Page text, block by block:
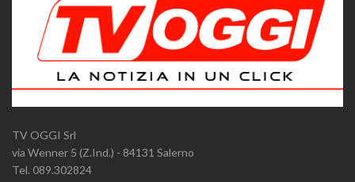
TV OGGI Srl
via Wenner 5 (Z.Ind.) - 84131 Salerno
Tel. 089.302824